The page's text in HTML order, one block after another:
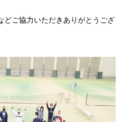
どご協力いただきありがとうござ